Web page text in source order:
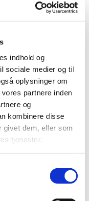
indhold og
sociale medier og til
oplysninger om
partnere inden
og
kombinere disse
givet dem, eller som
tjenester.